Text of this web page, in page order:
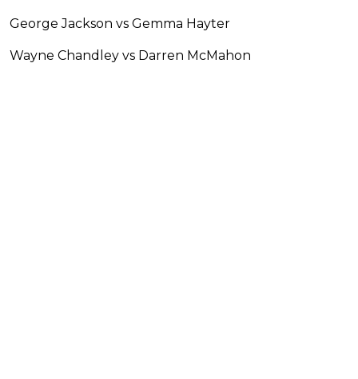
George Jackson vs Gemma Hayter
Wayne Chandley vs Darren McMahon